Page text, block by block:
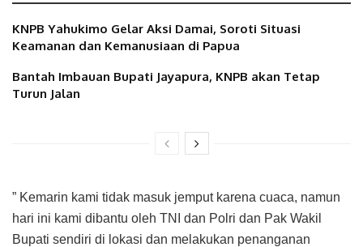
KNPB Yahukimo Gelar Aksi Damai, Soroti Situasi
Keamanan dan Kemanusiaan di Papua
Bantah Imbauan Bupati Jayapura, KNPB akan Tetap
Turun Jalan
” Kemarin kami tidak masuk jemput karena cuaca, namun
hari ini kami dibantu oleh TNI dan Polri dan Pak Wakil
Bupati sendiri di lokasi dan melakukan penanganan